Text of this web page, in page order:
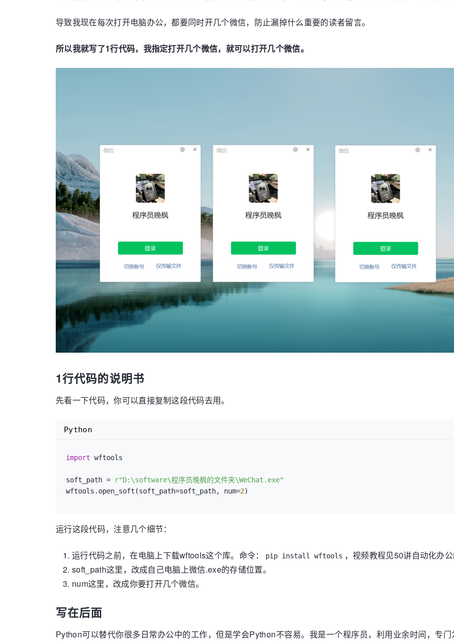
导致我现在每次打开电脑办公，都要同时开几个微信，防止漏掉什么重要的读者留言。
所以我就写了1行代码，我指定打开几个微信，就可以打开几个微信。
1行代码的说明书
先看一下代码，你可以直接复制这段代码去用。
import wftools
soft_path =
r"D:\software\程序员晚枫的文件夹\WeChat.exe"
wftools.open_soft(soft_path=soft_path, num=2
Python
运行这段代码，注意几个细节：
运行代码之前，在电脑上下载wftools这个库。命令： pip install wftools ，视频教程见50讲自动化办
soft_path这里，改成自己电脑上微信.exe的存储位置。
num这里，改成你要打开几个微信。
写在后面
Python可以替代你很多日常办公中的工作，但是学会Python不容易。我是一个程序员，利用业余时间，专